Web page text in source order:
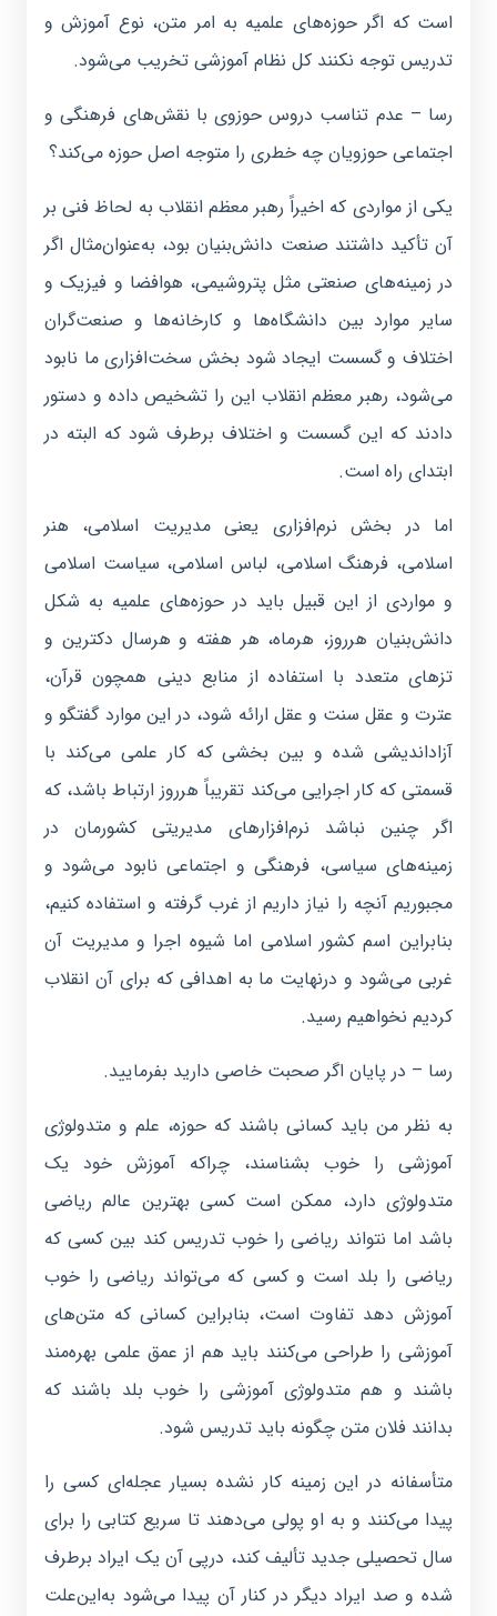
است که اگر حوزه‌های علمیه به امر متن، نوع آموزش و
تدریس توجه نکنند کل نظام آموزشی تخریب می‌شود.
رسا – عدم تناسب دروس حوزوی با نقش‌های فرهنگی و
اجتماعی حوزویان چه خطری را متوجه اصل حوزه می‌کند؟
یکی از مواردی که اخیراً رهبر معظم انقلاب به لحاظ فنی بر
آن تأکید داشتند صنعت دانش‌بنیان بود، به‌عنوان‌مثال اگر
در زمینه‌های صنعتی مثل پتروشیمی، هوافضا و فیزیک و
سایر موارد بین دانشگاه‌ها و کارخانه‌ها و صنعت‌گران
اختلاف و گسست ایجاد شود بخش سخت‌افزاری ما نابود
می‌شود، رهبر معظم انقلاب این را تشخیص داده و دستور
دادند که این گسست و اختلاف برطرف شود که البته در
ابتدای راه است.
اما در بخش نرم‌افزاری یعنی مدیریت اسلامی، هنر
اسلامی، فرهنگ اسلامی، لباس اسلامی، سیاست اسلامی
و مواردی از این قبیل باید در حوزه‌های علمیه به شکل
دانش‌بنیان هرروز، هرماه، هر هفته‌ و هرسال دکترین و
تزهای متعدد با استفاده از منابع دینی همچون قرآن،
عترت و عقل سنت و عقل ارائه شود، در این موارد گفتگو و
آزاداندیشی شده و بین بخشی که کار علمی می‌کند با
قسمتی که کار اجرایی می‌کند تقریباً هرروز ارتباط باشد، که
اگر چنین نباشد نرم‌افزارهای مدیریتی کشورمان در
زمینه‌های سیاسی، فرهنگی و اجتماعی نابود می‌شود و
مجبوریم آنچه را نیاز داریم از غرب گرفته و استفاده کنیم،
بنابراین اسم کشور اسلامی اما شیوه اجرا و مدیریت آن
غربی می‌شود و درنهایت ما به اهدافی که برای آن انقلاب
کردیم نخواهیم رسید.
رسا – در پایان اگر صحبت خاصی دارید بفرمایید.
به نظر من باید کسانی باشند که حوزه، علم و متدولوژی
آموزشی را خوب بشناسند، چراکه آموزش خود یک
متدولوژی دارد، ممکن است کسی بهترین عالم ریاضی
باشد اما نتواند ریاضی را خوب تدریس کند بین کسی که
ریاضی را بلد است و کسی که می‌تواند ریاضی را خوب
آموزش دهد تفاوت است، بنابراین کسانی که متن‌های
آموزشی را طراحی می‌کنند باید هم از عمق علمی بهره‌مند
باشند و هم متدولوژی آموزشی را خوب بلد باشند که
بدانند فلان متن چگونه باید تدریس شود.
متأسفانه در این زمینه کار نشده بسیار عجله‌ای کسی را
پیدا می‌کنند و به او پولی می‌دهند تا سریع کتابی را برای
سال تحصیلی جدید تألیف کند، درپی آن یک ایراد برطرف
شده و صد ایراد دیگر در کنار آن پیدا می‌شود به‌این‌علت